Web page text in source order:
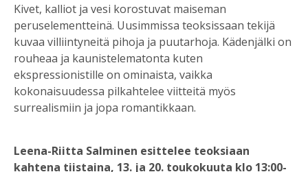
Kivet, kalliot ja vesi korostuvat maiseman
peruselementteinä. Uusimmissa teoksissaan tekijä
kuvaa villiintyneitä pihoja ja puutarhoja. Kädenjälki on
rouheaa ja kaunistelematonta kuten
ekspressionistille on ominaista, vaikka
kokonaisuudessa pilkahtelee viitteitä myös
surrealismiin ja jopa romantikkaan.
Leena-Riitta Salminen esittelee teoksiaan
kahtena tiistaina, 13. ja 20. toukokuuta klo 13:00-